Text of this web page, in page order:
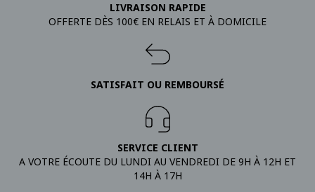
Ortheasy.com - L'orthopédie de qualité à prix maîtrisé
LIVRAISON RAPIDE
OFFERTE DÈS 100€ EN RELAIS ET À DOMICILE
SATISFAIT OU REMBOURSÉ
SERVICE CLIENT
A VOTRE ÉCOUTE DU LUNDI AU VENDREDI DE 9H À 12H ET
14H À 17H